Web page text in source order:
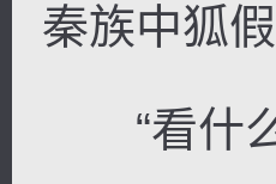
秦族中狐假
“看什么